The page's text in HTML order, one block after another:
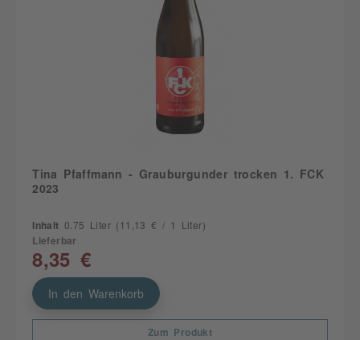
Tina Pfaffmann - Grauburgunder trocken 1. FCK
2023
Inhalt 0.75 Liter (11,13 € / 1 Liter)
Lieferbar
8,35 €
In den Warenkorb
Zum Produkt